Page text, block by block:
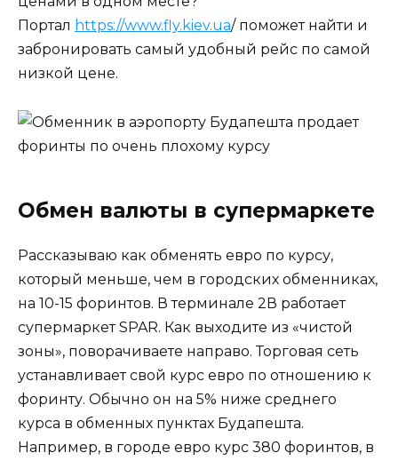
Портал https://www.fly.kiev.ua/ поможет найти и
забронировать самый удобный рейс по самой
низкой цене.
Обмен валюты в супермаркете
Рассказываю как обменять евро по курсу,
который меньше, чем в городских обменниках,
на 10-15 форинтов. В терминале 2В работает
супермаркет SPAR. Как выходите из «чистой
зоны», поворачиваете направо. Торговая сеть
устанавливает свой курс евро по отношению к
форинту. Обычно он на 5% ниже среднего
курса в обменных пунктах Будапешта.
Например, в городе евро курс 380 форинтов, в